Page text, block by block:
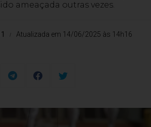
ameaçada outras vezes.
Atualizada em 14/06/2025 às 14h16